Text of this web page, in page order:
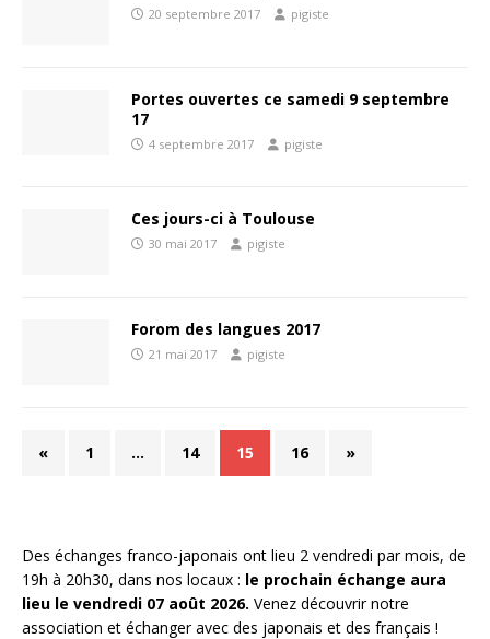
20 septembre 2017 pigiste
Portes ouvertes ce samedi 9 septembre
17
4 septembre 2017 pigiste
Ces jours-ci à Toulouse
30 mai 2017 pigiste
Forom des langues 2017
21 mai 2017 pigiste
« 1 … 14 15 16 »
Des échanges franco-japonais ont lieu 2 vendredi par mois, de
19h à 20h30, dans nos locaux : le prochain échange aura
lieu le vendredi 07 août 2026. Venez découvrir notre
association et échanger avec des japonais et des français !